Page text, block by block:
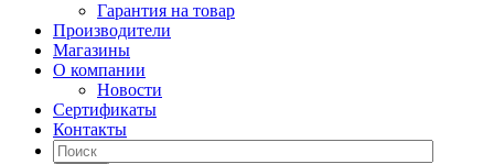
Гарантия на товар
Производители
Магазины
О компании
Новости
Сертификаты
Контакты